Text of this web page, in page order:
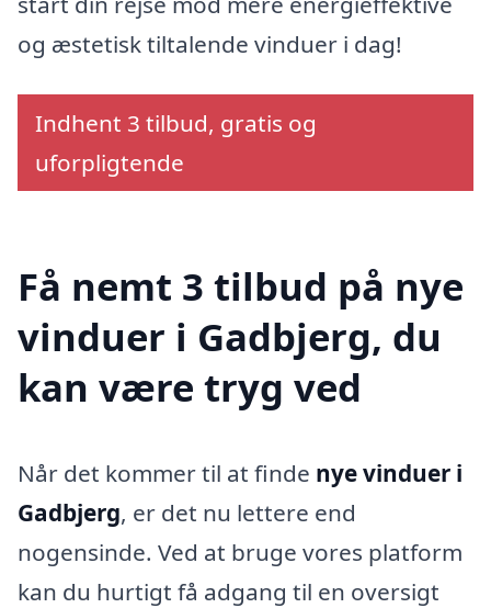
og æstetisk tiltalende vinduer i dag!
Indhent 3 tilbud, gratis og
uforpligtende
Få nemt 3 tilbud på nye
vinduer i Gadbjerg, du
kan være tryg ved
Når det kommer til at finde nye vinduer i
Gadbjerg, er det nu lettere end
nogensinde. Ved at bruge vores platform
kan du hurtigt få adgang til en oversigt